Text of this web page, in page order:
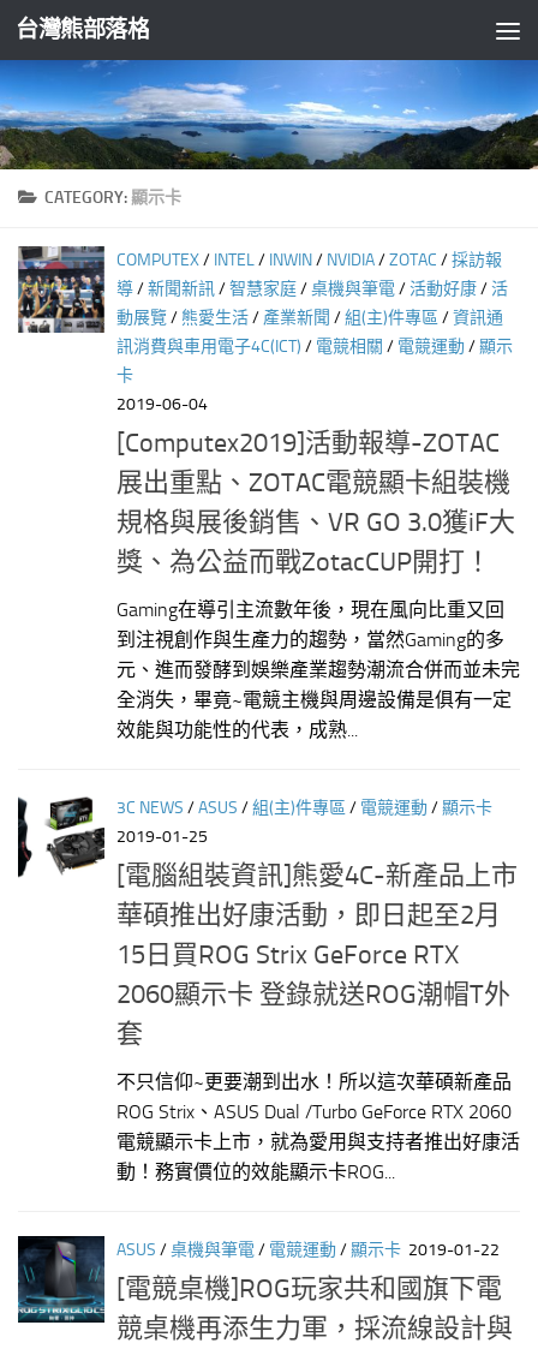
Skip to content
台灣熊部落格
CATEGORY:顯示卡
COMPUTEX/ INTEL/ INWIN/ NVIDIA/ZOTAC /採訪報
導/新聞新訊/智慧家庭/桌機與筆電/活動好康/活
動展覽/ 熊愛生活/ 產業新聞 /組(主)件專區 /資訊通
訊消費與車用電子4C(ICT) / 電競相關 / 電競運動/顯示
卡
2019-06-04
[Computex2019]活動報導-ZOTAC
展出重點、ZOTAC電競顯卡組裝機
規格與展後銷售、VR GO 3.0獲iF大
獎、為公益而戰ZotacCUP開打！
Gaming在導引主流數年後，現在風向比重又回
到注視創作與生產力的趨勢，當然Gaming的多
元、進而發酵到娛樂產業趨勢潮流合併而並未完
全消失，畢竟~電競主機與周邊設備是俱有一定
效能與功能性的代表，成熟...
3C NEWS /ASUS /組(主)件專區 / 電競運動/顯示卡
2019-01-25
[電腦組裝資訊]熊愛4C-新產品上市
華碩推出好康活動，即日起至2月
15日買ROG Strix GeForce RTX
2060顯示卡 登錄就送ROG潮帽T外
套
不只信仰~更要潮到出水！所以這次華碩新產品
ROG Strix、ASUS Dual /Turbo GeForce RTX 2060
電競顯示卡上市，就為愛用與支持者推出好康活
動！務實價位的效能顯示卡ROG...
ASUS /桌機與筆電/ 電競運動/顯示卡 2019-01-22
[電競桌機]ROG玩家共和國旗下電
競桌機再添生力軍，採流線設計與